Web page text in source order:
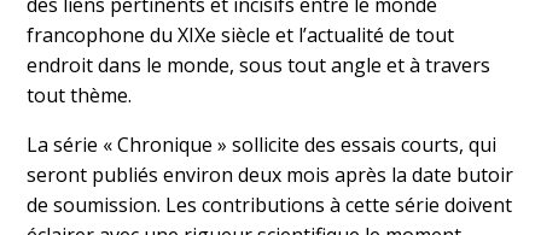
francophone du XIXe siècle et l’actualité de tout
endroit dans le monde, sous tout angle et à travers
tout thème.
La série « Chronique » sollicite des essais courts, qui
seront publiés environ deux mois après la date butoir
de soumission. Les contributions à cette série doivent